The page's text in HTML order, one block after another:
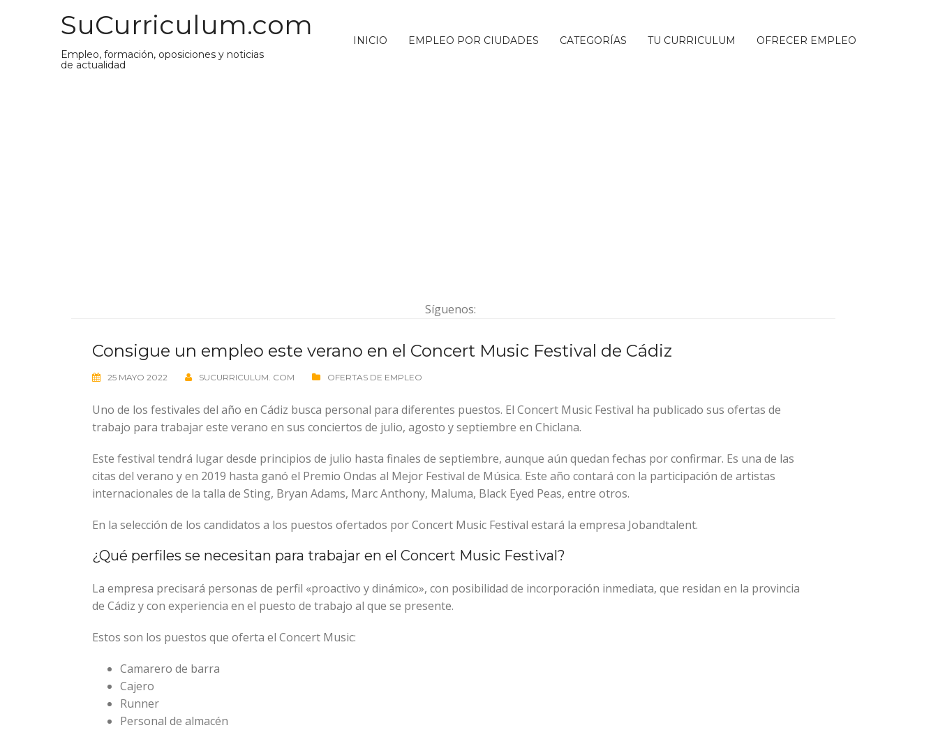
SuCurriculum.com
Empleo, formación, oposiciones y noticias
de actualidad
INICIO EMPLEO POR CIUDADES CATEGORÍAS TU CURRICULUM OFRECER EMPLEO
Síguenos:
Consigue un empleo este verano en el Concert Music Festival de Cádiz
25 MAYO 2022 SUCURRICULUM. COM OFERTAS DE EMPLEO
Uno de los festivales del año en Cádiz busca personal para diferentes puestos. El Concert Music Festival ha publicado sus ofertas de
trabajo para trabajar este verano en sus conciertos de julio, agosto y septiembre en Chiclana.
Este festival tendrá lugar desde principios de julio hasta finales de septiembre, aunque aún quedan fechas por confirmar. Es una de las
citas del verano y en 2019 hasta ganó el Premio Ondas al Mejor Festival de Música. Este año contará con la participación de artistas
internacionales de la talla de Sting, Bryan Adams, Marc Anthony, Maluma, Black Eyed Peas, entre otros.
En la selección de los candidatos a los puestos ofertados por Concert Music Festival estará la empresa Jobandtalent.
¿Qué perfiles se necesitan para trabajar en el Concert Music Festival?
La empresa precisará personas de perfil «proactivo y dinámico», con posibilidad de incorporación inmediata, que residan en la provincia
de Cádiz y con experiencia en el puesto de trabajo al que se presente.
Estos son los puestos que oferta el Concert Music:
Camarero de barra
Cajero
Runner
Personal de almacén